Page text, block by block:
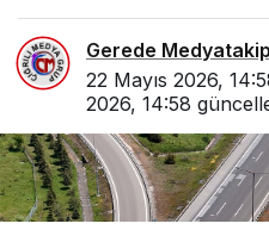
Gerede Medyatakip
22 Mayıs 2026,
2026, 14:58